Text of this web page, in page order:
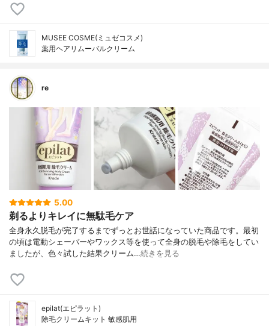
MUSEE COSME(ミュゼコスメ)
薬用ヘアリムーバルクリーム
re
5.00
剃るよりキレイに無駄毛ケア
全身永久脱毛が完了するまでずっとお世話になっていた商品です。最初
の頃は電動シェーバーやワックス等を使って全身の脱毛や除毛をしてい
ましたが、色々試した結果クリーム…続きを見る
epilat(エピラット)
除毛クリームキット 敏感肌用